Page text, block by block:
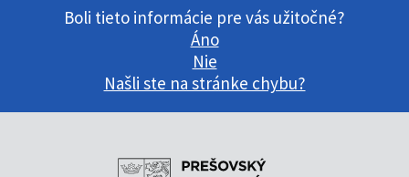
Boli tieto informácie pre vás užitočné?
Áno
Nie
Našli ste na stránke chybu?